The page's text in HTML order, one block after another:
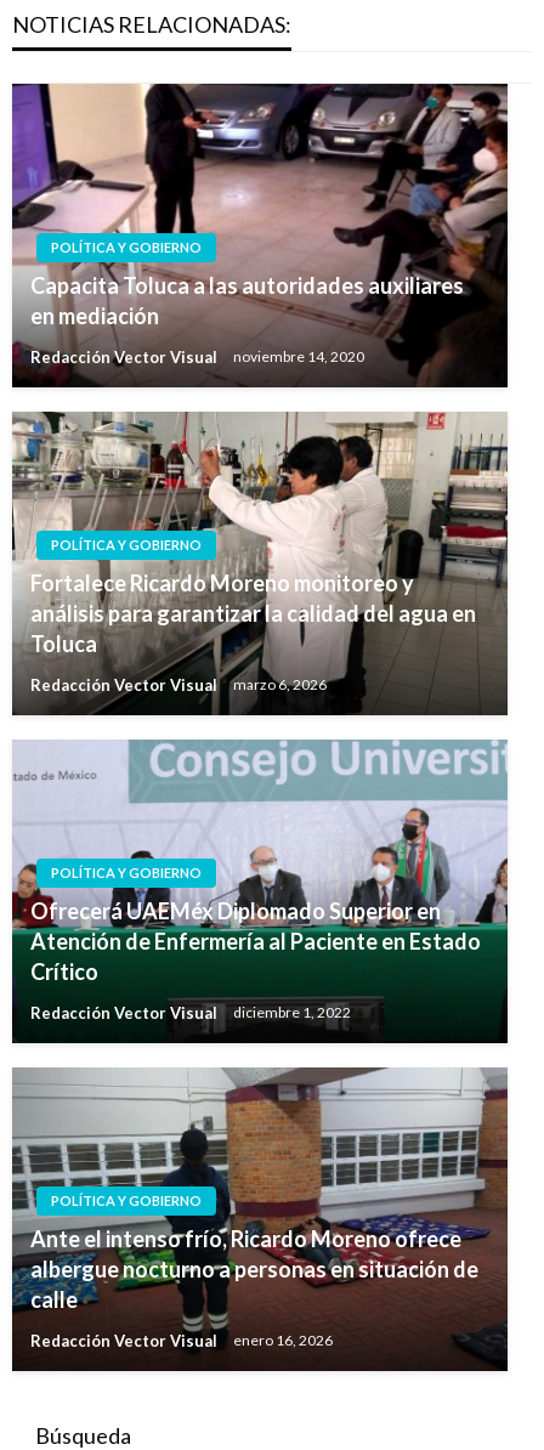
NOTICIAS RELACIONADAS:
POLÍTICA Y GOBIERNO
Capacita Toluca a las autoridades auxiliares
en mediación
Redacción Vector Visual noviembre 14, 2020
POLÍTICA Y GOBIERNO
Fortalece Ricardo Moreno monitoreo y
análisis para garantizar la calidad del agua en
Toluca
Redacción Vector Visual marzo 6, 2026
POLÍTICA Y GOBIERNO
Ofrecerá UAEMéx Diplomado Superior en
Atención de Enfermería al Paciente en Estado
Crítico
Redacción Vector Visual diciembre 1, 2022
POLÍTICA Y GOBIERNO
Ante el intenso frío, Ricardo Moreno ofrece
albergue nocturno a personas en situación de
calle
Redacción Vector Visual enero 16, 2026
Búsqueda